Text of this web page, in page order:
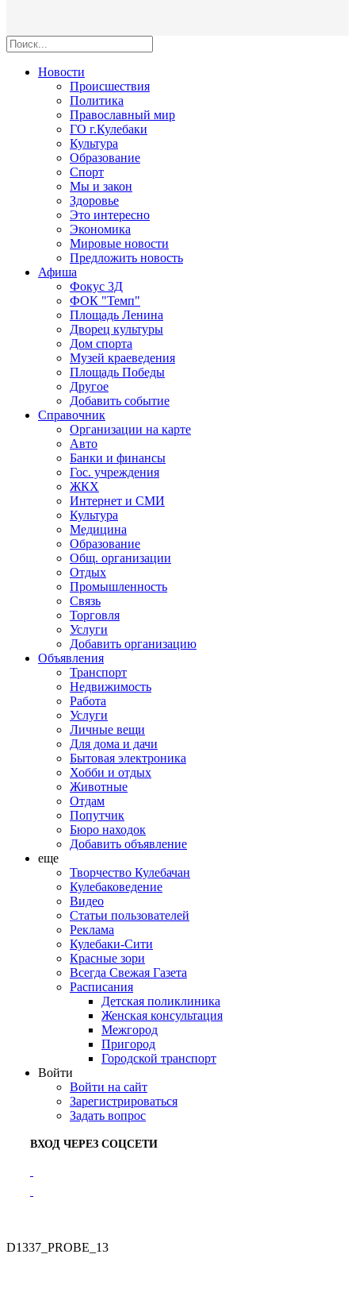
Новости
Происшествия
Политика
Православный мир
ГО г.Кулебаки
Культура
Образование
Спорт
Мы и закон
Здоровье
Это интересно
Экономика
Мировые новости
Предложить новость
Афиша
Фокус 3Д
ФОК "Темп"
Площадь Ленина
Дворец культуры
Дом спорта
Музей краеведения
Площадь Победы
Другое
Добавить событие
Справочник
Организации на карте
Авто
Банки и финансы
Гос. учреждения
ЖКХ
Интернет и СМИ
Культура
Медицина
Образование
Общ. организации
Отдых
Промышленность
Связь
Торговля
Услуги
Добавить организацию
Объявления
Транспорт
Недвижимость
Работа
Услуги
Личные вещи
Для дома и дачи
Бытовая электроника
Хобби и отдых
Животные
Отдам
Попутчик
Бюро находок
Добавить объявление
еще
Творчество Кулебачан
Кулебаковедение
Видео
Статьи пользователей
Реклама
Кулебаки-Сити
Красные зори
Всегда Свежая Газета
Расписания
Детская поликлиника
Женская консультация
Межгород
Пригород
Городской транспорт
Войти
Войти на сайт
Зарегистрироваться
Задать вопрос
ВХОД ЧЕРЕЗ СОЦСЕТИ